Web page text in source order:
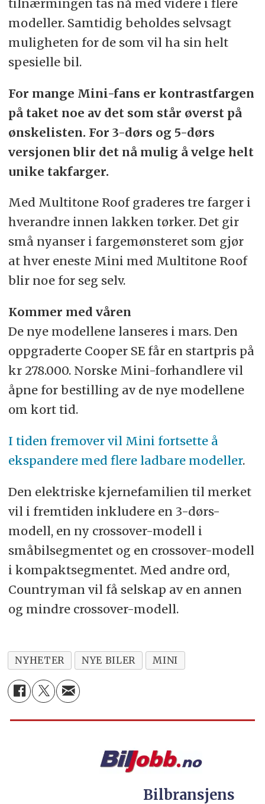
tilnærmingen tas nå med videre i flere
modeller. Samtidig beholdes selvsagt
muligheten for de som vil ha sin helt
spesielle bil.
For mange Mini-fans er kontrastfargen
på taket noe av det som står øverst på
ønskelisten. For 3-dørs og 5-dørs
versjonen blir det nå mulig å velge helt
unike takfarger.
Med Multitone Roof graderes tre farger i
hverandre innen lakken tørker. Det gir
små nyanser i fargemønsteret som gjør
at hver eneste Mini med Multitone Roof
blir noe for seg selv.
Kommer med våren
De nye modellene lanseres i mars. Den
oppgraderte Cooper SE får en startpris på
kr 278.000. Norske Mini-forhandlere vil
åpne for bestilling av de nye modellene
om kort tid.
I tiden fremover vil Mini fortsette å
ekspandere med flere ladbare modeller.
Den elektriske kjernefamilien til merket
vil i fremtiden inkludere en 3-dørs-
modell, en ny crossover-modell i
småbilsegmentet og en crossover-modell
i kompaktsegmentet. Med andre ord,
Countryman vil få selskap av en annen
og mindre crossover-modell.
NYHETER NYE BILER MINI
Bilbransjens